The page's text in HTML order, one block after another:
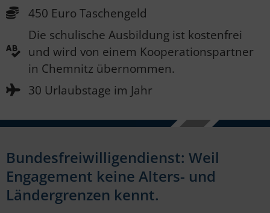
450 Euro Taschengeld
Die schulische Ausbildung ist kostenfrei
und wird von einem Kooperationspartner
in Chemnitz übernommen.
30 Urlaubstage im Jahr
Bundesfreiwilligendienst: Weil
Engagement keine Alters- und
Ländergrenzen kennt.